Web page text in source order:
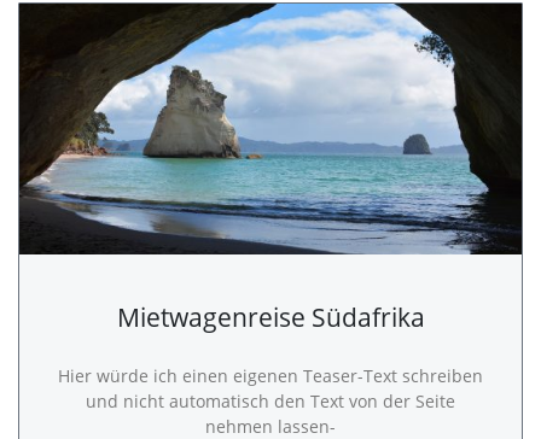
Mietwagenreise Südafrika
Hier würde ich einen eigenen Teaser-Text schreiben
und nicht automatisch den Text von der Seite
nehmen lassen-